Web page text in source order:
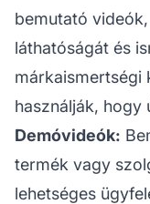
bemutató
láthatóságát és
márkaismertségi
használják, hogy
Demóvideók:
termék vagy
lehetséges